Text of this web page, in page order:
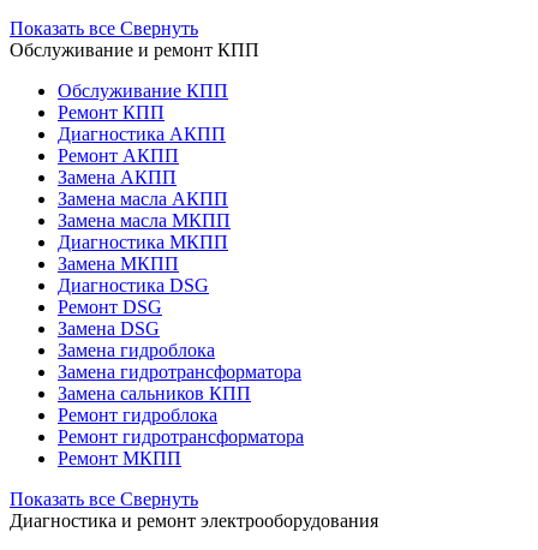
Показать все Свернуть
Обслуживание и ремонт КПП
Обслуживание КПП
Ремонт КПП
Диагностика АКПП
Ремонт АКПП
Замена АКПП
Замена масла АКПП
Замена масла МКПП
Диагностика МКПП
Замена МКПП
Диагностика DSG
Ремонт DSG
Замена DSG
Замена гидроблока
Замена гидротрансформатора
Замена сальников КПП
Ремонт гидроблока
Ремонт гидротрансформатора
Ремонт МКПП
Показать все Свернуть
Диагностика и ремонт электрооборудования